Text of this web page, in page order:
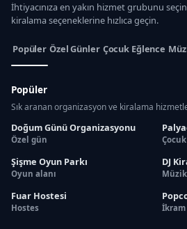
İhtiyacınıza en yakın hizmet grubunu
kiralama seçeneklerine hızlıca geçin.
Popüler Özel Günler Çocuk Eğlence
Popüler
Sık aranan organizasyon ve kiralama
Doğum Günü Organizasyonu
Özel gün
Şişme Oyun Parkı
Oyun alanı
DJ
Müzik
Fuar Hostesi
Hostes İkram